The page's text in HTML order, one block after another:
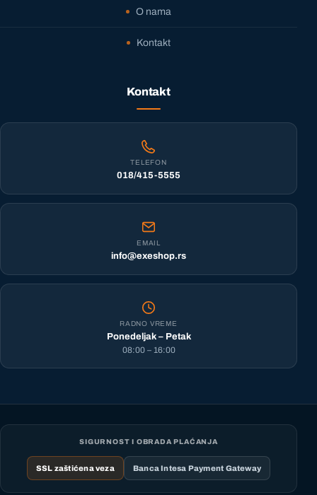
O nama
Kontakt
Kontakt
TELEFON
018/415-5555
EMAIL
info@exeshop.rs
RADNO VREME
Ponedeljak – Petak
08:00 – 16:00
SIGURNOST I OBRADA PLAĆANJA
SSL zaštićena veza Banca Intesa Payment Gateway